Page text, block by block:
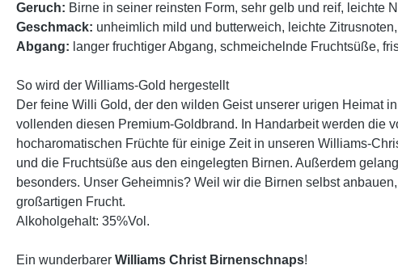
Geruch: Birne in seiner reinsten Form, sehr gelb und reif, leichte
Geschmack: unheimlich mild und butterweich, leichte
Abgang: langer fruchtiger Abgang, schmeichelnde Fruchtsüße,
So wird der Williams-Gold hergestellt
Der feine Willi Gold, der den wilden Geist unserer urigen Heimat
vollenden diesen Premium-Goldbrand. In Handarbeit werden die
hocharomatischen Früchte für einige Zeit in unseren Williams-
und die Fruchtsüße aus den eingelegten Birnen. Außerdem
besonders. Unser Geheimnis? Weil wir die Birnen selbst
großartigen Frucht.
Alkoholgehalt: 35%Vol.
Ein wunderbarer Williams Christ Birnenschnaps!